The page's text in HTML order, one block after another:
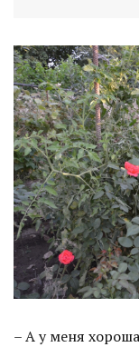
– А у меня